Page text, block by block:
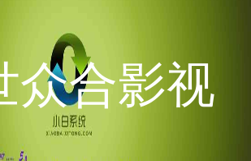
众合影视